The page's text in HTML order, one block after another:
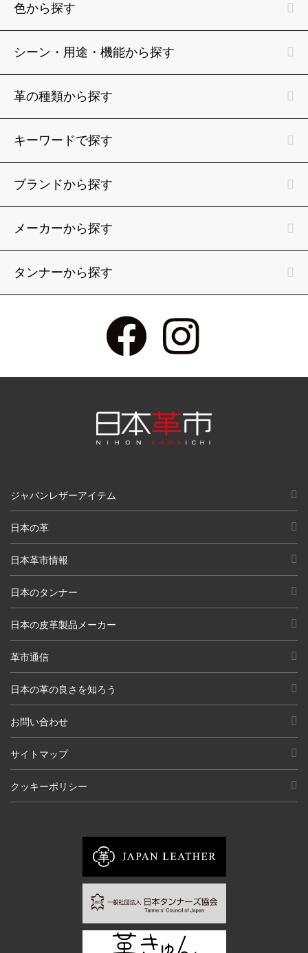
色から探す
シーン・用途・機能から探す
革の種類から探す
キーワードで探す
ブランドから探す
メーカーから探す
タンナーから探す
ジャパンレザーアイテム
日本の革
日本革市情報
日本のタンナー
日本の皮革製品メーカー
革市通信
日本の革の良さを知ろう
お問い合わせ
サイトマップ
クッキーポリシー